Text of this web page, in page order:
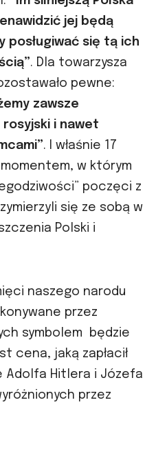
jej będą
posługiwać się tą ich
. Dla towarzysza
pewne:
zawsze
rosyjski i nawet
. I właśnie 17
momentem, w którym
poczęci z
się ze sobą w
Polski i
naszego narodu
przez
symbolem będzie
cena, jaką zapłacił
Adolfa Hitlera i Józefa
przez